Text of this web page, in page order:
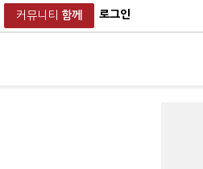
커뮤니티 함께 로그인